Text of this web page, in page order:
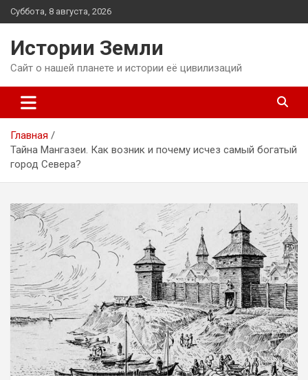
Перейти
к
Суббота, 8 августа, 2026
Истории Земли
Сайт о нашей планете и истории её цивилизаций
Главная
Тайна Мангазеи. Как возник и почему исчез самый богатый
город Севера?